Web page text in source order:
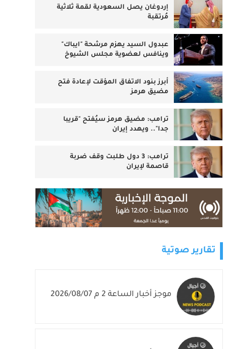
إردوغان يصل السعودية لقمة ثلاثية
مُرتقبة
عبدول السيد يهزم مرشحة "ايباك"
وينافس لعضوية مجلس الشيوخ
أبرز بنود الاتفاق المؤقت لإعادة فتح
مضيق هرمز
ترامب: مضيق هرمز سيُفتح "قريبا
جدا".. ويهدد إيران
ترامب: 3 دول طلبت وقف ضربة
قاصمة لإيران
تقارير صوتية
موجز أخبار الساعة 2 م 2026/08/07